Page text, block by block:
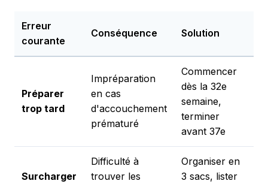
Erreur
courante
Conséquence Solution
Préparer
trop tard
Impréparation
en cas
d'accouchement
prématuré
Commencer
dès la 32e
semaine,
terminer
avant 37e
Surcharger
Difficulté à
trouver les
Organiser en
3 sacs, lister